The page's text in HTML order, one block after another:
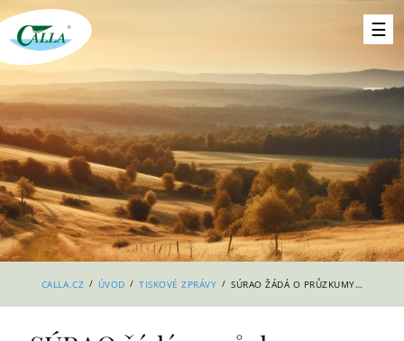
CALLA.CZ / ÚVOD / TISKOVÉ ZPRÁVY / SÚRAO ŽÁDÁ O PRŮZKUMY PRO ÚLOŽIŠTĚ, LOKALITY CHYSTAJÍ NA 15. DUBNA DEN PROTI ÚLOŽIŠTI